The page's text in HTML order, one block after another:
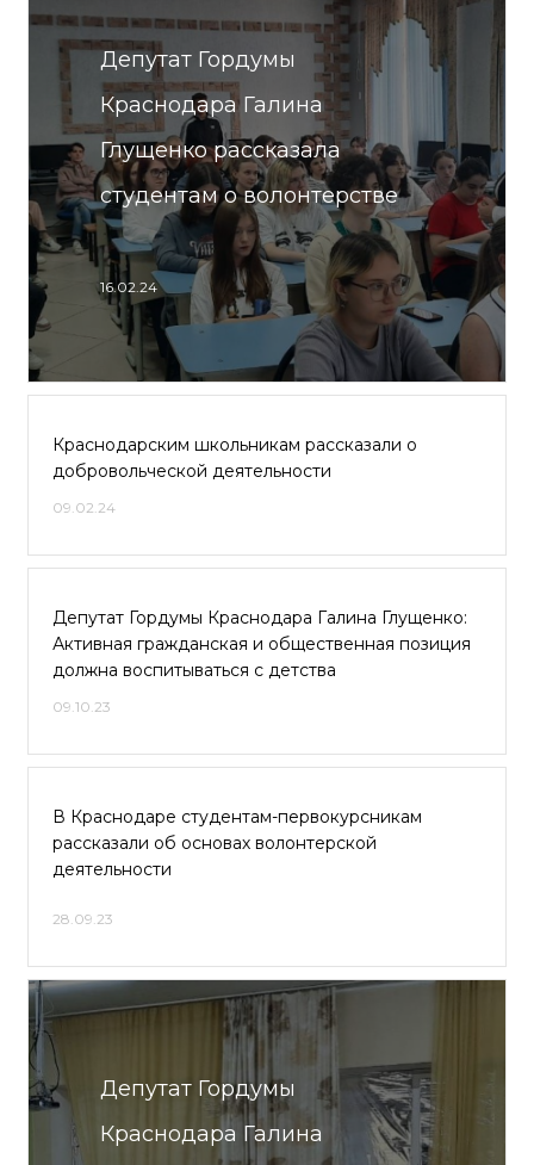
Депутат Гордумы
Краснодара Галина
Глущенко рассказала
студентам о волонтерстве
16.02.24
Краснодарским школьникам рассказали о
добровольческой деятельности
09.02.24
Депутат Гордумы Краснодара Галина Глущенко:
Активная гражданская и общественная позиция
должна воспитываться с детства
09.10.23
В Краснодаре студентам-первокурсникам
рассказали об основах волонтерской
деятельности
28.09.23
Депутат Гордумы
Краснодара Галина